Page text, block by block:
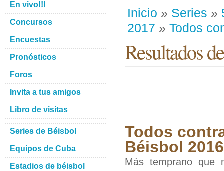
Inicio » Series »
2017 » Todos
Resultados
Todos
Béisbol
Más temprano que
En vivo!!!
Concursos
Encuestas
Pronósticos
Foros
Invita a tus amigos
Libro de visitas
Series de Béisbol
Equipos de Cuba
Estadios de béisbol